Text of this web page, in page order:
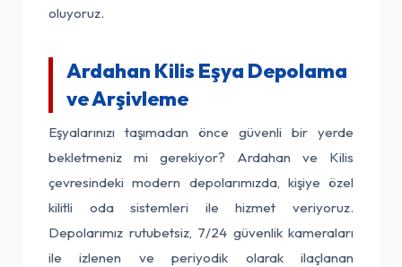
oluyoruz.
Ardahan Kilis Eşya Depolama
ve Arşivleme
Eşyalarınızı taşımadan önce güvenli bir yerde
bekletmeniz mi gerekiyor? Ardahan ve Kilis
çevresindeki modern depolarımızda, kişiye özel
kilitli oda sistemleri ile hizmet veriyoruz.
Depolarımız rutubetsiz, 7/24 güvenlik kameraları
ile izlenen ve periyodik olarak ilaçlanan